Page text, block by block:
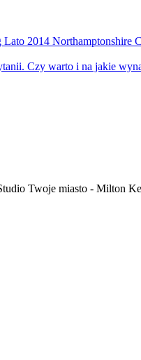
2014 Northamptonshire
Czy warto i na jakie
Twoje miasto - Milton